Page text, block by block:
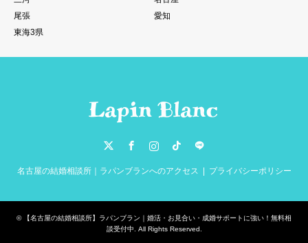
尾張
愛知
東海3県
TikTok LINE
名古屋の結婚相談所｜ラパンブランへのアクセス プライバシーポリシー
©
【名古屋の結婚相談所】ラパンブラン｜婚活・お見合い・成婚サポートに強い！無料相
談受付中 . All Rights Reserved.